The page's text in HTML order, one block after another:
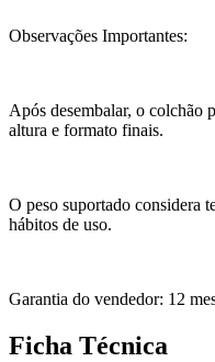
Observações Importantes:
Após desembalar, o colchão
altura e formato finais.
O peso suportado considera
hábitos de uso.
Garantia do vendedor: 12
Ficha Técnica